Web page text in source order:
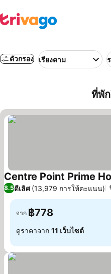
ตัวกรอง เรียงตาม
ที่พั
Centre Point Prime
8.5ดีเลิศ (13,979 การให้คะแนน)
จาก ฿778
ดูราคาจาก 11 เว็บไซต์